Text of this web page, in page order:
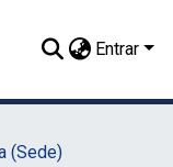
Entrar
(Sede)